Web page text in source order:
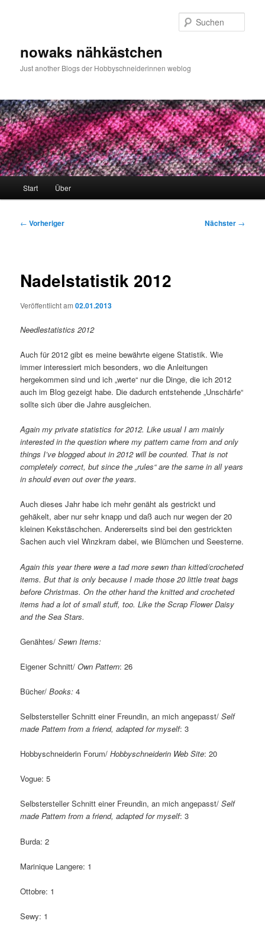
nowaks nähkästchen
Just another Blogs der Hobbyschneiderinnen weblog
Start Über
Beitragsnavigation
← Vorheriger Nächster →
Nadelstatistik 2012
Veröffentlicht am02.01.2013
Needlestatistics 2012
Auch für 2012 gibt es meine bewährte eigene Statistik. Wie
immer interessiert mich besonders, wo die Anleitungen
hergekommen sind und ich „werte“ nur die Dinge, die ich 2012
auch im Blog gezeigt habe. Die dadurch entstehende „Unschärfe“
sollte sich über die Jahre ausgleichen.
Again my private statistics for 2012. Like usual I am mainly
interested in the question where my pattern came from and only
things I’ve blogged about in 2012 will be counted. That is not
completely correct, but since the „rules“ are the same in all years
in should even out over the years.
Auch dieses Jahr habe ich mehr genäht als gestrickt und
gehäkelt, aber nur sehr knapp und daß auch nur wegen der 20
kleinen Kekstäschchen. Andererseits sind bei den gestrickten
Sachen auch viel Winzkram dabei, wie Blümchen und Seesterne.
Again this year there were a tad more sewn than kitted/crocheted
items. But that is only because I made those 20 little treat bags
before Christmas. On the other hand the knitted and crocheted
items had a lot of small stuff, too. Like the Scrap Flower Daisy
and the Sea Stars.
Genähtes/Sewn Items:
Eigener Schnitt/Own Pattern: 26
Bücher/Books: 4
Selbstersteller Schnitt einer Freundin, an mich angepasst/Self
made Pattern from a friend, adapted for myself: 3
Hobbyschneiderin Forum/Hobbyschneiderin Web Site: 20
Vogue: 5
Selbstersteller Schnitt einer Freundin, an mich angepasst/Self
made Pattern from a friend, adapted for myself: 3
Burda: 2
Marinique Langere: 1
Ottobre: 1
Sewy: 1